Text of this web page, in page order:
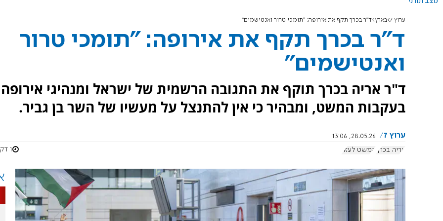
ערוץ 7 בארץ ד"ר בכרך תקף את אירופה: "תומכי טרור ואנטישמים"
ד"ר בכרך תקף את אירופה: "תומכי טרור
ואנטישמים"
ד"ר אריה בכרך תוקף את התגובה הרשמית של ישראל ומנהיגי אירופה
בעקבות המשט, ומבהיר כי אין להתנצל על מעשיו של השר בן גביר.
ערוץ 7
28.05.26, 13:06
אריה בכרך המשט לעזה 1 דקות